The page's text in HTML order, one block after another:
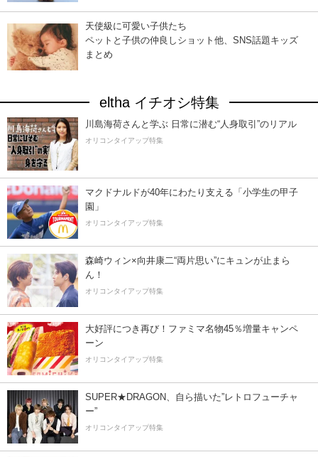
天使級に可愛い子供たち
ペットと子供の仲良しショット他、SNS話題キッズ
まとめ
eltha イチオシ特集
川島海荷さんと学ぶ 日常に潜む“人身取引”のリアル
オリコンタイアップ特集
マクドナルドが40年にわたり支える「小学生の甲子
園」
オリコンタイアップ特集
森崎ウィン×向井康二“両片思い”にキュンが止まら
ん！
オリコンタイアップ特集
大好評につき再び！ファミマ名物45％増量キャンペ
ーン
オリコンタイアップ特集
SUPER★DRAGON、自ら描いた”レトロフューチャ
ー”
オリコンタイアップ特集